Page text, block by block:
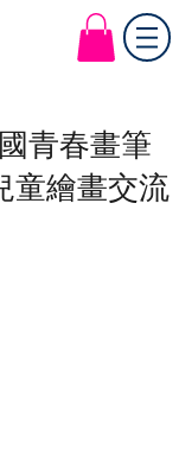
青春畫筆
童繪畫交流